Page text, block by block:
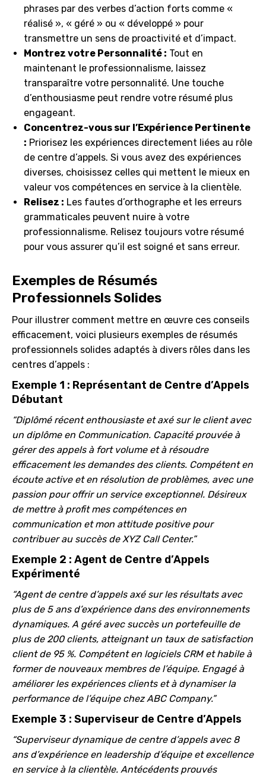
phrases par des verbes d’action forts comme «
réalisé », « géré » ou « développé » pour
transmettre un sens de proactivité et d’impact.
Montrez votre Personnalité : Tout en
maintenant le professionnalisme, laissez
transparaître votre personnalité. Une touche
d’enthousiasme peut rendre votre résumé plus
engageant.
Concentrez-vous sur l’Expérience Pertinente
: Priorisez les expériences directement liées au rôle
de centre d’appels. Si vous avez des expériences
diverses, choisissez celles qui mettent le mieux en
valeur vos compétences en service à la clientèle.
Relisez : Les fautes d’orthographe et les erreurs
grammaticales peuvent nuire à votre
professionnalisme. Relisez toujours votre résumé
pour vous assurer qu’il est soigné et sans erreur.
Exemples de Résumés
Professionnels Solides
Pour illustrer comment mettre en œuvre ces conseils
efficacement, voici plusieurs exemples de résumés
professionnels solides adaptés à divers rôles dans les
centres d’appels :
Exemple 1 : Représentant de Centre d’Appels
Débutant
“Diplômé récent enthousiaste et axé sur le client avec
un diplôme en Communication. Capacité prouvée à
gérer des appels à fort volume et à résoudre
efficacement les demandes des clients. Compétent en
écoute active et en résolution de problèmes, avec une
passion pour offrir un service exceptionnel. Désireux
de mettre à profit mes compétences en
communication et mon attitude positive pour
contribuer au succès de XYZ Call Center.”
Exemple 2 : Agent de Centre d’Appels
Expérimenté
“Agent de centre d’appels axé sur les résultats avec
plus de 5 ans d’expérience dans des environnements
dynamiques. A géré avec succès un portefeuille de
plus de 200 clients, atteignant un taux de satisfaction
client de 95 %. Compétent en logiciels CRM et habile à
former de nouveaux membres de l’équipe. Engagé à
améliorer les expériences clients et à dynamiser la
performance de l’équipe chez ABC Company.”
Exemple 3 : Superviseur de Centre d’Appels
“Superviseur dynamique de centre d’appels avec 8
ans d’expérience en leadership d’équipe et excellence
en service à la clientèle. Antécédents prouvés